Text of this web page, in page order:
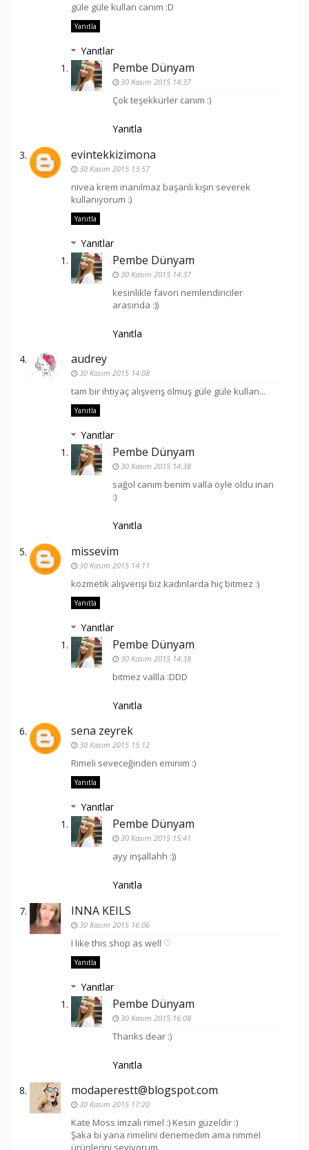
güle güle kullan canım :D
Yanıtla
Yanıtlar
Pembe Dünyam
30 Kasım 2015 14:37
Çok teşekkürler canım :)
Yanıtla
evintekkizimona
30 Kasım 2015 13:57
nivea krem inanılmaz başarılı kışın severek
kullanıyorum :)
Yanıtla
Yanıtlar
Pembe Dünyam
30 Kasım 2015 14:37
kesinlikle favori nemlendiriciler
arasında :))
Yanıtla
audrey
30 Kasım 2015 14:08
tam bir ihtiyaç alışveriş olmuş güle güle kullan...
Yanıtla
Yanıtlar
Pembe Dünyam
30 Kasım 2015 14:38
sağol canım benim valla öyle oldu inan
:)
Yanıtla
missevim
30 Kasım 2015 14:11
kozmetik alışverişi biz kadınlarda hiç bitmez :)
Yanıtla
Yanıtlar
Pembe Dünyam
30 Kasım 2015 14:38
bitmez vallla :DDD
Yanıtla
sena zeyrek
30 Kasım 2015 15:12
Rimeli seveceğinden eminim :)
Yanıtla
Yanıtlar
Pembe Dünyam
30 Kasım 2015 15:41
ayy inşallahh :))
Yanıtla
INNA KEILS
30 Kasım 2015 16:06
I like this shop as well ♡
Yanıtla
Yanıtlar
Pembe Dünyam
30 Kasım 2015 16:08
Thanks dear :)
Yanıtla
modaperestt@blogspot.com
30 Kasım 2015 17:20
Kate Moss imzalı rimel :) Kesin güzeldir :)
Şaka bi yana rimelini denemedim ama rimmel
ürünlerini seviyorum.